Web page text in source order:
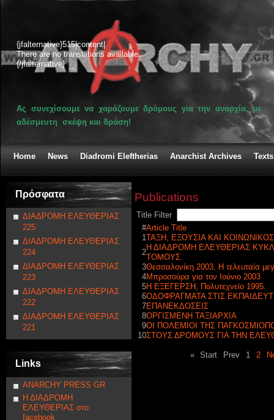
{jfalternative}515|content|
There are no translations available.
{/jfalternative}
Ας συνεχίσουμε να χαράζουμε δρόμους για την αναρχία, με
αδέσμευτη σκέψη και δράση!
Home News Diadromi Eleftherias Anarchist Archives Texts
Πρόσφατα
ΔΙΑΔΡΟΜΗ ΕΛΕΥΘΕΡΙΑΣ
225
ΔΙΑΔΡΟΜΗ ΕΛΕΥΘΕΡΙΑΣ
224
ΔΙΑΔΡΟΜΗ ΕΛΕΥΘΕΡΙΑΣ
223
ΔΙΑΔΡΟΜΗ ΕΛΕΥΘΕΡΙΑΣ
222
ΔΙΑΔΡΟΜΗ ΕΛΕΥΘΕΡΙΑΣ
221
Links
ANARCHY PRESS GR
Η ΔΙΑΔΡΟΜΗ
ΕΛΕΥΘΕΡΙΑΣ στο
facebook
Publications
Title Filter
#Article Title
1ΤΑΞΗ, ΕΞΟΥΣΙΑ ΚΑΙ
2
Η ΔΙΑΔΡΟΜΗ ΕΛΕΥΘΕΡΙΑΣ
ΤΟΜΟΥΣ
3Θεσσαλονίκη 2003, Η τελευταία
4Μπροσούρα για τον Ιούνιο 2003
5Η ΕΞΕΓΕΡΣΗ, Πολυτεχνείο 1995.
6ΟΔΟΦΡΑΓΜΑΤΑ ΣΤΙΣ
7ΕΠΑΝΕΚΔΟΣΕΙΣ
8ΟΡΓΙΣΜΕΝΗ ΤΑΞΙΑΡΧΙΑ
9ΟΙ ΠΟΛΕΜΙΟΙ ΤΗΣ
10ΣΤΟΥΣ ΔΡΟΜΟΥΣ ΓΙΑ ΤΗΝ
« Start Prev 1 2